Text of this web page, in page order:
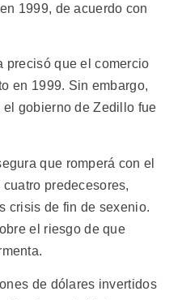
1999, de acuerdo con
precisó que el comercio
en 1999. Sin embargo,
gobierno de Zedillo fue
que romperá con el
predecesores,
crisis de fin de sexenio.
el riesgo de que
de dólares invertidos